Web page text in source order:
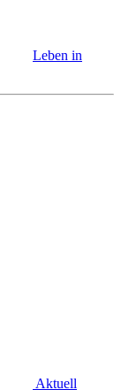
Leben in
Aktuell